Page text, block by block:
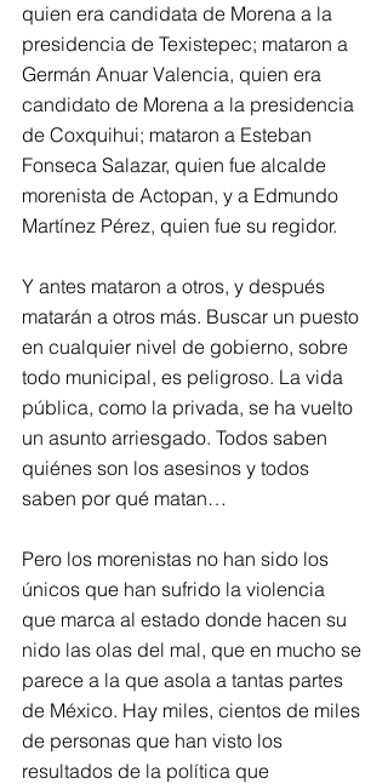
quien era candidata de Morena a la
presidencia de Texistepec; mataron a
Germán Anuar Valencia, quien era
candidato de Morena a la presidencia
de Coxquihui; mataron a Esteban
Fonseca Salazar, quien fue alcalde
morenista de Actopan, y a Edmundo
Martínez Pérez, quien fue su regidor.
Y antes mataron a otros, y después
matarán a otros más. Buscar un puesto
en cualquier nivel de gobierno, sobre
todo municipal, es peligroso. La vida
pública, como la privada, se ha vuelto
un asunto arriesgado. Todos saben
quiénes son los asesinos y todos
saben por qué matan…
Pero los morenistas no han sido los
únicos que han sufrido la violencia
que marca al estado donde hacen su
nido las olas del mal, que en mucho se
parece a la que asola a tantas partes
de México. Hay miles, cientos de miles
de personas que han visto los
resultados de la política que